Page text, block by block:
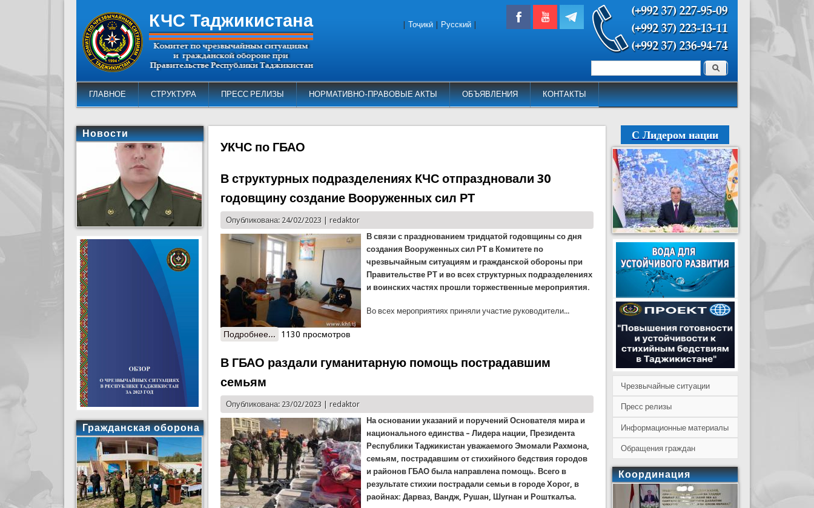
КЧС Таджикистана
ГЛАВНОЕ СТРУКТУРА ПРЕСС РЕЛИЗЫ НОРМАТИВНО-ПРАВОВЫЕ АКТЫ ОБЪЯВЛЕНИЯ КОНТАКТЫ
Форма поиска Поиск
Тоҷикӣ Русский
УКЧС по ГБАО
В структурных подразделениях КЧС отпраздновали 30
годовщину создание Вооруженных сил РТ
Опубликована: 24/02/2023 |redaktor
В связи с празднованием тридцатой годовщины со дня
создания Вооруженных сил РТ в Комитете по
чрезвычайным ситуациям и гражданской обороны при
Правительстве РТ и во всех структурных подразделениях
и воинских частях прошли торжественные мероприятия.
Во всех мероприятиях приняли участие руководители...
Подробнее... о В структурных подразделениях КЧС отпраздновали 30 годовщину создание Вооруженных сил РТ
1130 просмотров
В ГБАО раздали гуманитарную помощь пострадавшим
семьям
Опубликована: 23/02/2023 |redaktor
На основании указаний и поручений Основателя мира и
национального единства – Лидера нации, Президента
Республики Таджикистан уважаемого Эмомали Рахмона,
семьям, пострадавшим от стихийного бедствия городов
и районов ГБАО была направлена помощь. Всего в
результате стихии пострадали семьи в городе Хорог, в
раойнах: Дарваз, Вандж, Рушан, Шугнан и Рошткалъа.
Новости
Гражданская оборона
С Лидером нации
Чрезвычайные ситуации
Пресс релизы
Информационные материалы
Обращения граждан
Координация